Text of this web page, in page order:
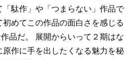
「駄作」や「つまらない」作品で
初めてこの作品の面白さを感じる
品だ。
展開からいって２期はな
原作に手を出したくなる魅力を秘